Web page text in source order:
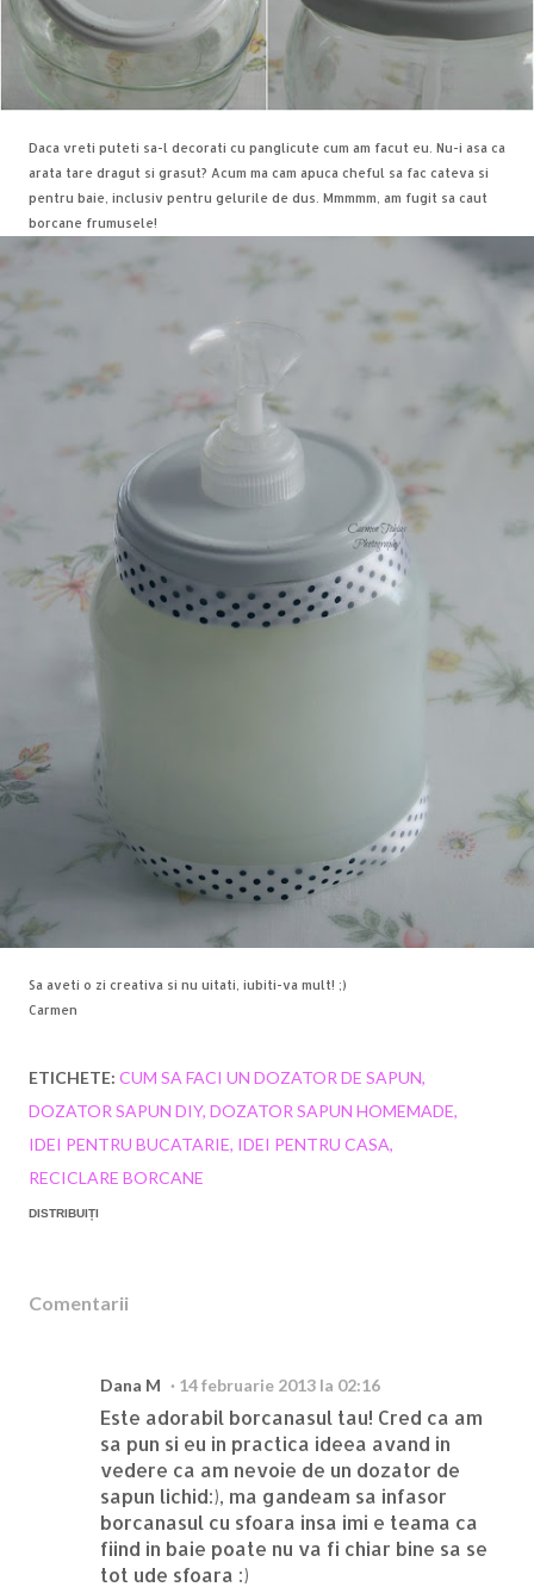
Daca vreti puteti sa-l decorati cu panglicute cum am facut eu. Nu-i asa ca
arata tare dragut si grasut? Acum ma cam apuca cheful sa fac cateva si
pentru baie, inclusiv pentru gelurile de dus. Mmmmm, am fugit sa caut
borcane frumusele!
Sa aveti o zi creativa si nu uitati, iubiti-va mult! ;)
Carmen
ETICHETE: CUM SA FACI UN DOZATOR DE SAPUN
DOZATOR SAPUN DIY DOZATOR SAPUN HOMEMADE
IDEI PENTRU BUCATARIE IDEI PENTRU CASA
RECICLARE BORCANE
DISTRIBUIȚI
Comentarii
Dana M 14 februarie 2013 la 02:16
Este adorabil borcanasul tau! Cred ca am
sa pun si eu in practica ideea avand in
vedere ca am nevoie de un dozator de
sapun lichid:), ma gandeam sa infasor
borcanasul cu sfoara insa imi e teama ca
fiind in baie poate nu va fi chiar bine sa se
tot ude sfoara :)